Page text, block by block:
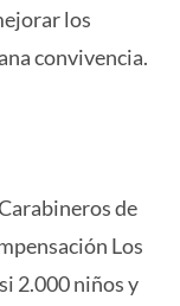
los
convivencia.
de
Los
2.000 niños y